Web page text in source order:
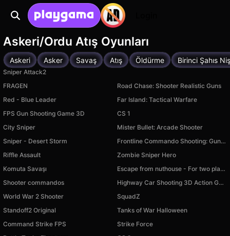
Askeri/Ordu Atış Oyunları
Askeri Asker Savaş Atış Öldürme Birinci Şahıs
Sniper Attack2
FRAGEN
Road Chase: Shooter Realistic Guns
Red - Blue Leader
Far Island: Tactical Warfare
FPS Gun Shooting Game 3D
CS 1
City Sniper
Mister Bullet: Arcade Shooter
Sniper - Desert Storm
Frontline Commando Shooting: Gun Games
Riffle Assault
Zombie Sniper Hero
Komuta Savaşı
Escape from nuthouse - For two players!
Shooter commandos
Highway Car Shooting 3D Action Game 2025
World War 2 Shooter
SquadZ
Standoff2 Original
Tanks of War Halloween
Command Strike FPS
Strike Force